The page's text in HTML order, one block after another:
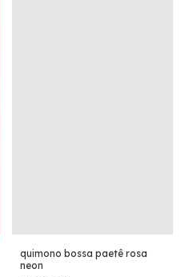
quimono bossa paetê rosa
neon